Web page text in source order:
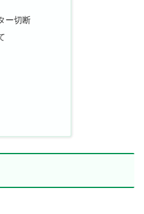
ー切断